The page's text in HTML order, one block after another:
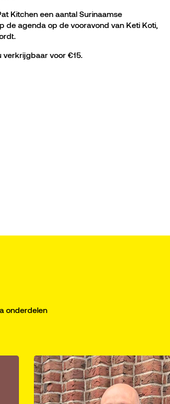
Kitchen een aantal Surinaamse
de agenda op de vooravond van Keti Koti,
voor €15.
onderdelen